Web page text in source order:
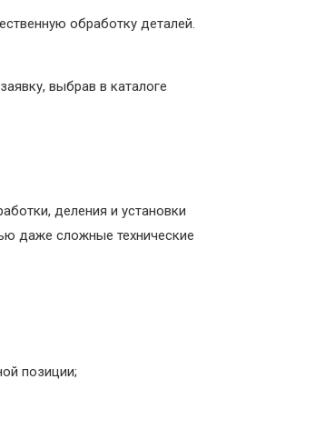
обработку деталей.
выбрав в каталоге
деления и установки
даже сложные технические
позиции;